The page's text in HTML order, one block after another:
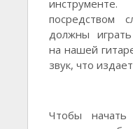
посредством
должны
на нашей
звук, что
Чтобы начать